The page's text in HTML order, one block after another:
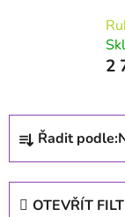
2
Řazení
Řadit podle:
OTEVŘÍT